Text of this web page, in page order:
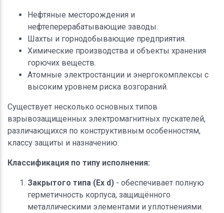
Нефтяные месторождения и
нефтеперерабатывающие заводы.
Шахты и горнодобывающие предприятия.
Химические производства и объекты хранения
горючих веществ.
Атомные электростанции и энергокомплексы с
высоким уровнем риска возгораний.
Существует несколько основных типов
взрывозащищенных электромагнитных пускателей,
различающихся по конструктивным особенностям,
классу защиты и назначению.
Классификация по типу исполнения:
Закрытого типа (Ex d) - обеспечивает полную
герметичность корпуса, защищённого
металлическими элементами и уплотнениями.